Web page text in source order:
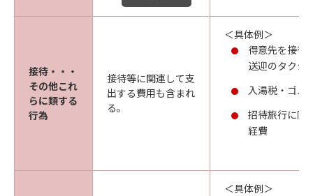
接待・・・
その他これ
らに類する
行為
接待等に関連して支
出する費用も含まれ
る。
＜具体例＞
得意先を接待
送迎のタクシ
入湯税・ゴル
招待旅行に同
経費
＜具体例＞